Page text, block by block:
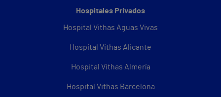
Hospitales Privados
Hospital Vithas Aguas Vivas
Hospital Vithas Alicante
Hospital Vithas Almería
Hospital Vithas Barcelona